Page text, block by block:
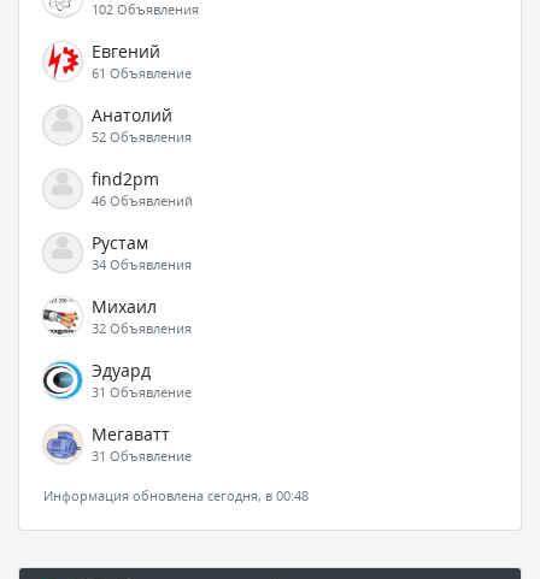
102 Объявления
Евгений
61 Объявление
Анатолий
52 Объявления
find2pm
46 Объявлений
Рустам
34 Объявления
Михаил
32 Объявления
Эдуард
31 Объявление
Мегаватт
31 Объявление
Информация обновлена сегодня, в 00:48